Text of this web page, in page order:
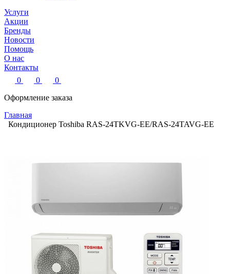
Услуги
Акции
Бренды
Новости
Помощь
О нас
Контакты
0
0
0
Оформление заказа
Главная
Кондиционер Toshiba RAS-24TKVG-EE/RAS-24TAVG-EE